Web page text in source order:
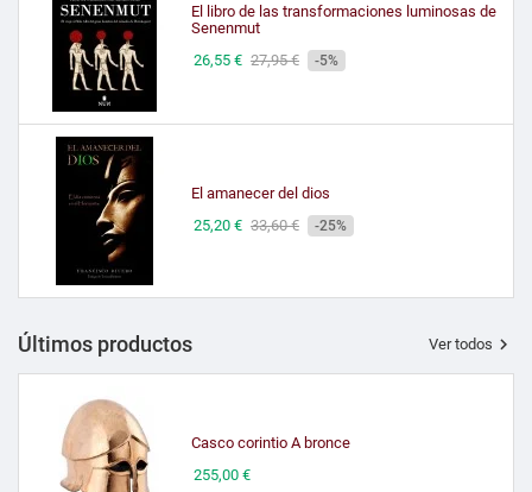
El libro de las transformaciones luminosas de
Senenmut
Precio
26,55 € Precio
27,95 € -5%
El amanecer del dios
Precio
25,20 € Precio
33,60 € -25%
Últimos productos Ver todos 
Casco corintio A bronce
Precio
255,00 €